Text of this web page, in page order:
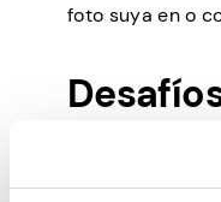
foto suya en o